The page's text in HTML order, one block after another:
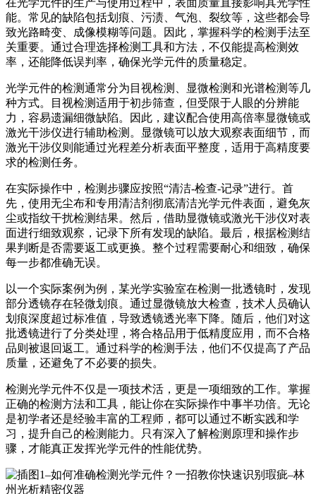
在光学元件的生产与使用过程中，表面质量直接影响其光学性
能。常见的缺陷包括划痕、污渍、气泡、裂纹等，这些都会导
致光路畸变、成像模糊等问题。因此，掌握科学的检测手法至
关重要。通过合理选择检测工具和方法，不仅能提高检测效
率，还能降低误判率，确保光学元件的质量稳定。
光学元件的检测通常分为目视检测、显微检测和光谱检测等几
种方式。目视检测适用于初步筛查，但受限于人眼的分辨能
力，容易遗漏细微缺陷。因此，建议配合使用高倍率显微镜或
激光干涉仪进行辅助检测。显微镜可以放大观察表面细节，而
激光干涉仪则能通过光程差分析表面平整度，适用于高精度要
求的检测任务。
在实际操作中，检测步骤应按照“清洁-检查-记录”进行。首
先，使用无尘布和专用清洁剂彻底清洁光学元件表面，避免灰
尘或指纹干扰检测结果。然后，借助显微镜或激光干涉仪对表
面进行细致观察，记录下所有发现的缺陷。最后，根据检测结
果判断是否需要返工或更换。整个过程需要耐心和细致，确保
每一步都准确无误。
以一个实际案例为例，某光学实验室在检测一批透镜时，发现
部分透镜存在轻微划痕。通过显微镜放大检查，技术人员确认
划痕深度超过标准值，导致透镜透光率下降。随后，他们对这
批透镜进行了分类处理，将合格品用于低精度应用，而不合格
品则被退回返工。通过科学的检测手法，他们不仅提高了产品
质量，还避免了不必要的损失。
检测光学元件不仅是一项技术活，更是一项细致的工作。掌握
正确的检测方法和工具，能让你在实际操作中事半功倍。无论
是初学者还是经验丰富的工程师，都可以通过不断实践和学
习，提升自己的检测能力。只有深入了解检测原理和操作步
骤，才能真正发挥光学元件的性能优势。